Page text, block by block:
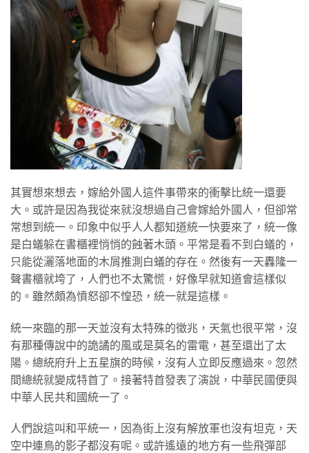
其實想來想去，嫁給外國人這件事帶來的衝擊比統一還要
大。或許是因為我從來就沒想過自己會嫁給外國人，但卻常
常想到統一。印象中似乎人人都知道統一快要來了，統一像
是白蟻躲在書櫃裡悄悄的蝕著木頭。平常是看不到白蟻的，
只能從灑落地面的木屑推測白蟻的存在。然後有一天轟隆一
聲書櫃就垮了，人們也不太驚慌，好像早就知道會這樣似
的。雖然頗為憤怒卻不惶恐，統一就是這樣。
統一來臨的那一天並沒有太特殊的徵兆，天氣也很平常，沒
有那種傳說中的詭譎的風或是莫名的雷電，甚至還出了太
陽。總統府升上五星旗的時候，沒有人立即反應過來。忽然
間總統就變成特首了。接著特首發表了演說，中華民國便與
中華人民共和國統一了。
人們說這叫和平統一，因為街上沒有解放軍也沒有坦克，天
空中連鳥的影子都沒有呢。或許遙遠的地方有一些飛彈部